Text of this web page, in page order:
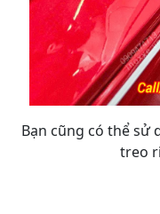
Bạn cũng có thể sử
treo